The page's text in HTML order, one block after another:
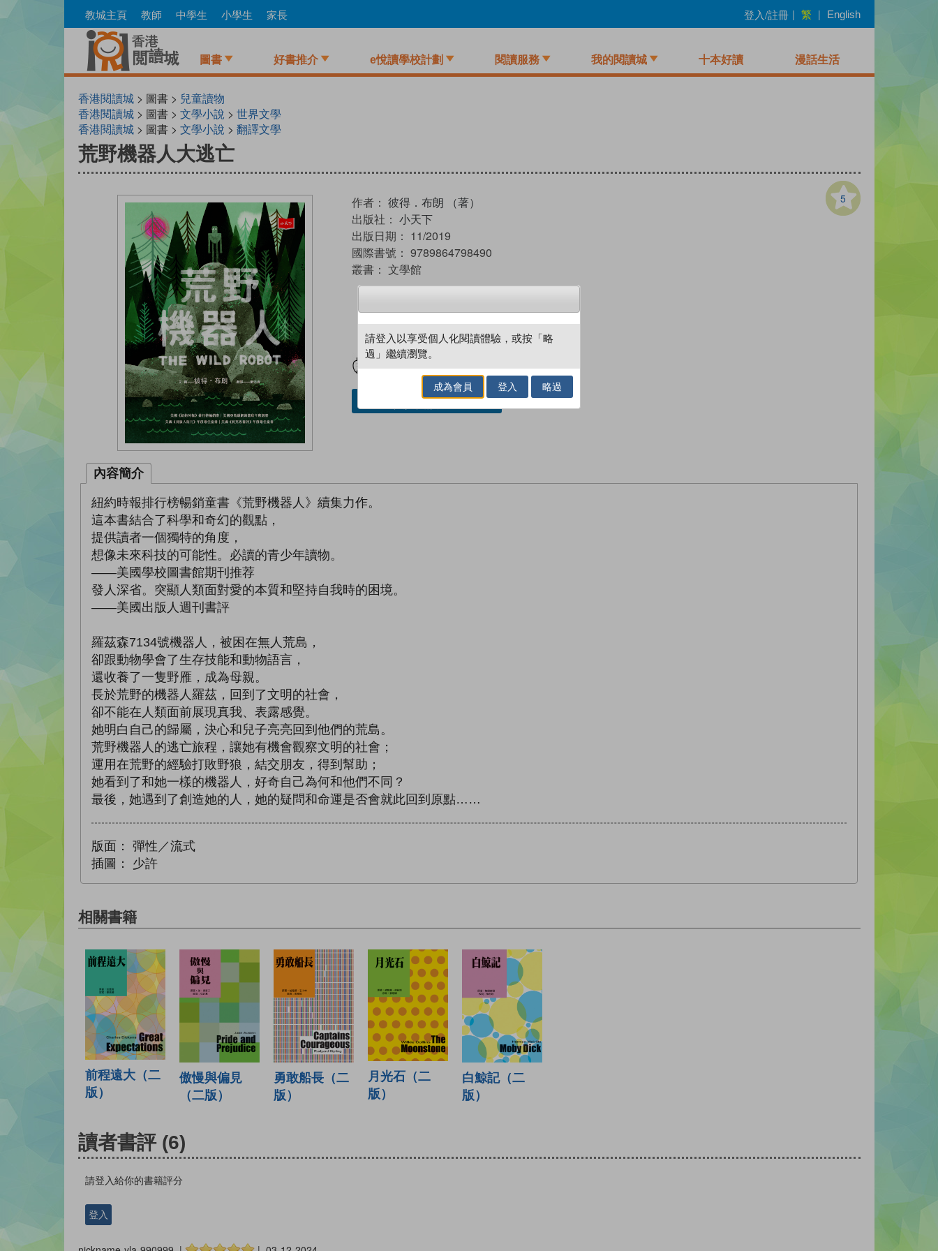
to
教城主頁 教師 中學生 小學生 家長 登入/註冊 | 繁 | English
圖書 好書推介 e悅讀學校計劃 閱讀服務 我的閱讀城 十本好讀 漫話生活
香港閱讀城> 圖書 > 兒童讀物
香港閱讀城> 圖書 > 文學小說 > 世界文學
香港閱讀城> 圖書 > 文學小說 > 翻譯文學
荒野機器人大逃亡
5
作者： 彼得．布朗 （著）
出版社： 小天下
出版日期： 11/2019
國際書號： 9789864798490
叢書： 文學館
試閲 加入閱讀紀錄
內容簡介
紐約時報排行榜暢銷童書《荒野機器人》續集力作。
這本書結合了科學和奇幻的觀點，
提供讀者一個獨特的角度，
想像未來科技的可能性。必讀的青少年讀物。
——美國學校圖書館期刊推荐
發人深省。突顯人類面對愛的本質和堅持自我時的困境。
——美國出版人週刊書評
羅茲森7134號機器人，被困在無人荒島，
卻跟動物學會了生存技能和動物語言，
還收養了一隻野雁，成為母親。
長於荒野的機器人羅茲，回到了文明的社會，
卻不能在人類面前展現真我、表露感覺。
她明白自己的歸屬，決心和兒子亮亮回到他們的荒島。
荒野機器人的逃亡旅程，讓她有機會觀察文明的社會；
運用在荒野的經驗打敗野狼，結交朋友，得到幫助；
她看到了和她一樣的機器人，好奇自己為何和他們不同？
最後，她遇到了創造她的人，她的疑問和命運是否會就此回到原點……
版面：
彈性／流式
插圖：
少許
相關書籍
前程遠大（二
版）
傲慢與偏見
（二版）
勇敢船長（二
版）
月光石（二
版）
白鯨記（二
版）
讀者書評 (6)
請登入給你的書籍評分
登入
請登入以享受個人化閱讀體驗，或按「略
過」繼續瀏覽。
成為會員 登入 略過